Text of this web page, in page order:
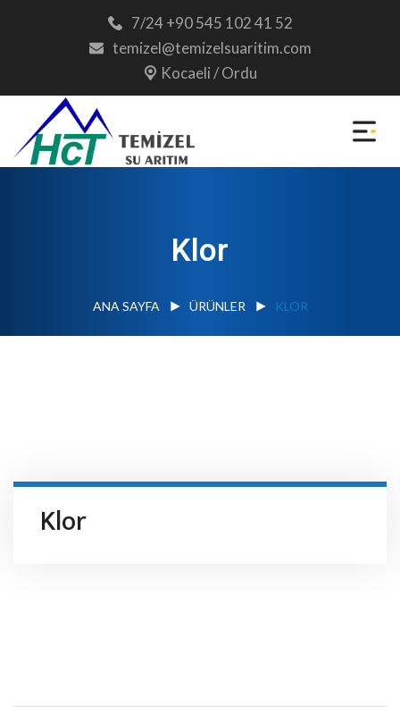
7/24 +90 545 102 41 52
temizel@temizelsuaritim.com
Kocaeli / Ordu
Klor
ANA SAYFA ÜRÜNLER KLOR
Klor